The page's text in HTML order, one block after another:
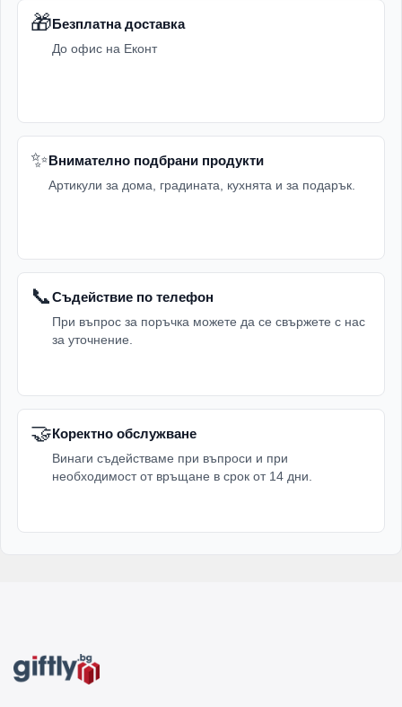
🎁Безплатна доставка
До офис на Еконт
✨Внимателно подбрани продукти
Артикули за дома, градината, кухнята и за подарък.
📞Съдействие по телефон
При въпрос за поръчка можете да се свържете с нас
за уточнение.
🤝Коректно обслужване
Винаги съдействаме при въпроси и при
необходимост от връщане в срок от 14 дни.